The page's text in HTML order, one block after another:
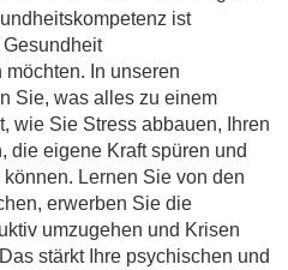
ist
In unseren
Sie, was alles zu einem
wie Sie Stress abbauen, Ihren
die eigene Kraft spüren und
Lernen Sie von den
erwerben Sie die
umzugehen und Krisen
stärkt Ihre psychischen und